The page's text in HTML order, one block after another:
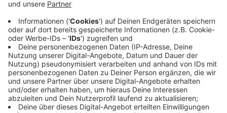
und Cloppenburg betreibt neben dem Haus am Wall
in Elberfeld noch 66 weitere meist große
Modehäuser in ganz Deutschland.
Veröffentlicht: Freitag, 03.03.2023 15:13
Anzeige